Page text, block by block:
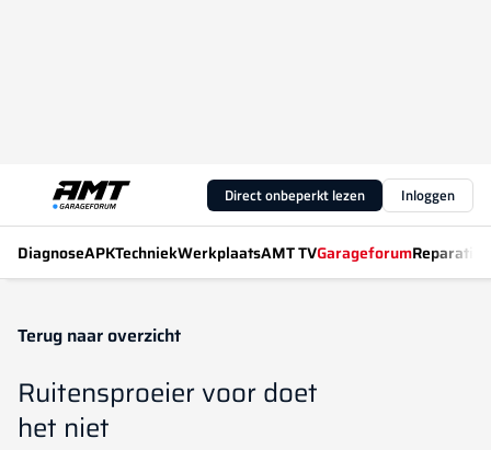
Direct onbeperkt lezen Inloggen
DiagnoseAPKTechniekWerkplaatsAMT TVGarageforum
Terug naar overzicht
Ruitensproeier voor doet
het niet